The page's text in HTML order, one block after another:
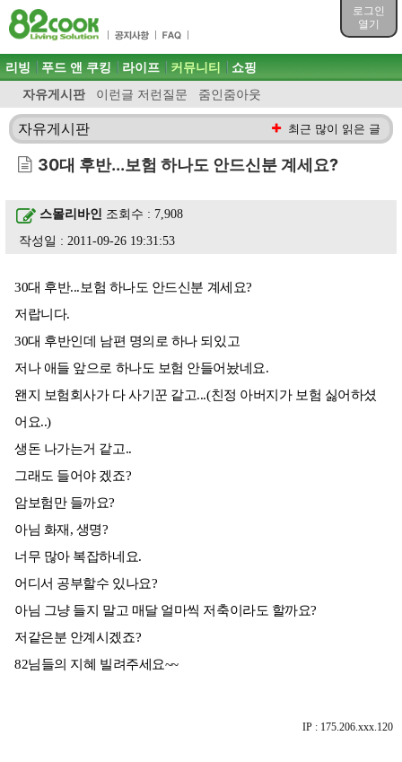
로그인
열기
목차
주메뉴 바로가기
컨텐츠 바로가기
검색 바로가기
로그인 바로가기
주메뉴
리빙 푸드 앤 쿠킹 라이프 커뮤니티
자유게시판 이런글 저런질문 줌인줌아웃
쇼핑
자유게시판 최근 많이 읽은 글
30대 후반...보험 하나도 안드신분 계세요?
스몰리바인 조회수 : 7,908
작성일 : 2011-09-26 19:31:53
30대 후반...보험 하나도 안드신분 계세요?
저랍니다.
30대 후반인데 남편 명의로 하나 되있고
저나 애들 앞으로 하나도 보험 안들어놨네요.
왠지 보험회사가 다 사기꾼 같고...(친정 아버지가 보험 싫어하셨
어요..)
생돈 나가는거 같고..
그래도 들어야 겠죠?
암보험만 들까요?
아님 화재, 생명?
너무 많아 복잡하네요.
어디서 공부할수 있나요?
아님 그냥 들지 말고 매달 얼마씩 저축이라도 할까요?
저같은분 안계시겠죠?
82님들의 지혜 빌려주세요~~
IP : 175.206.xxx.120